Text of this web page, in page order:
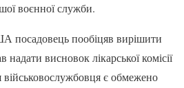
воєнної служби.
посадовець пообіцяв вирішити
висновок лікарської комісії
військовослужбовця є обмежено